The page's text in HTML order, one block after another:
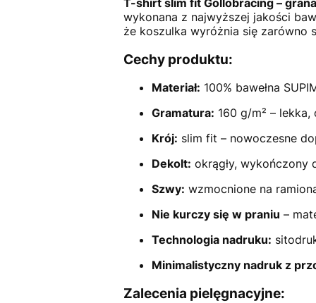
T-shirt slim fit Gollobracing –
wykonana z najwyższej jakości
że koszulka wyróżnia się zarówno
Cechy produktu:
Materiał: 100% bawełna
Gramatura: 160 g/m² –
Krój: slim fit – nowoczesne
Dekolt: okrągły, wykończony
Szwy: wzmocnione na
Nie kurczy się w praniu –
Technologia nadruku:
Minimalistyczny nadruk z
Zalecenia pielęgnacyjne: